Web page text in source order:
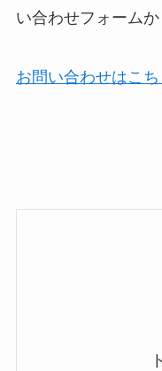
い合わせフォームか
お問い合わせはこち